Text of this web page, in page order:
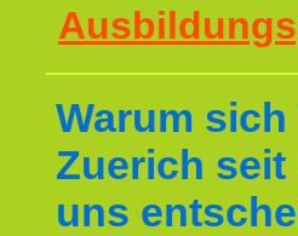
Warum
Zuerich seit
uns